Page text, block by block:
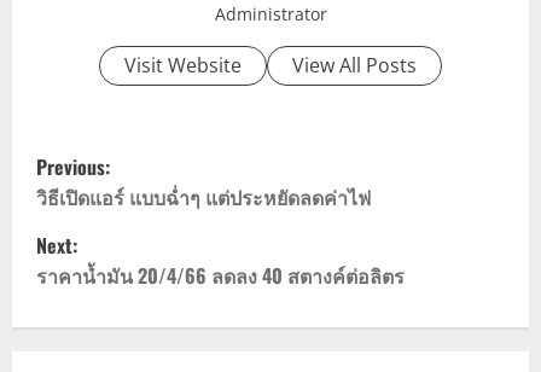
Administrator
Visit Website View All Posts
P
o
s
Previous:
วิธีเปิดแอร์ แบบฉ่ำๆ แต่ประหยัดลดค่าไฟ
Next:
ราคาน้ำมัน 20/4/66 ลดลง 40 สตางค์ต่อลิตร